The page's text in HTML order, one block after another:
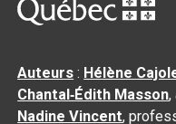
Auteurs : Hélène
Chantal‑Édith Masson,
Nadine Vincent,